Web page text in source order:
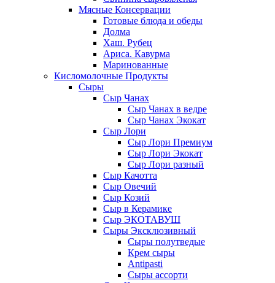
Мясные Консервации
Готовые блюда и обеды
Долма
Хаш. Рубец
Ариса. Кавурма
Маринованные
Кисломолочные Продукты
Сыры
Сыр Чанах
Сыр Чанах в ведре
Сыр Чанах Экокат
Сыр Лори
Сыр Лори Премиум
Сыр Лори Экокат
Сыр Лори разный
Сыр Качотта
Сыр Овечий
Сыр Козий
Сыр в Керамике
Сыр ЭКОТАВУШ
Сыры Эксклюзивный
Сыры полутведые
Крем сыры
Antipasti
Сыры ассорти